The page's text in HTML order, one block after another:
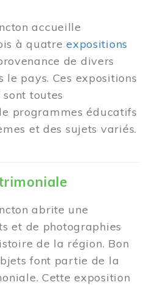
accueille
à quatreexpositions
de divers
le pays. Ces expositions
toutes
programmes éducatifs
et des sujets variés.
abrite une
et de photographies
de la région. Bon
font partie de la
Cette exposition